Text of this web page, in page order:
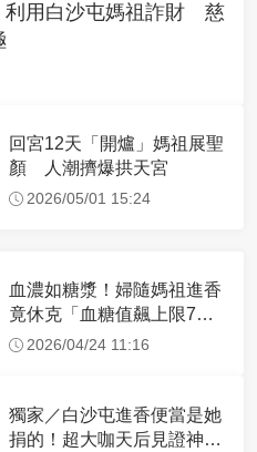
利用白沙屯媽祖詐財 慈
回宮12天「開爐」媽祖展聖
顏 人潮擠爆拱天宮
2026/05/01 15:24
血濃如糖漿！婦隨媽祖進香
竟休克「血糖值飆上限7
倍」 醫曝原因
2026/04/24 11:16
獨家／白沙屯進香便當是她
捐的！超大咖天后見證神